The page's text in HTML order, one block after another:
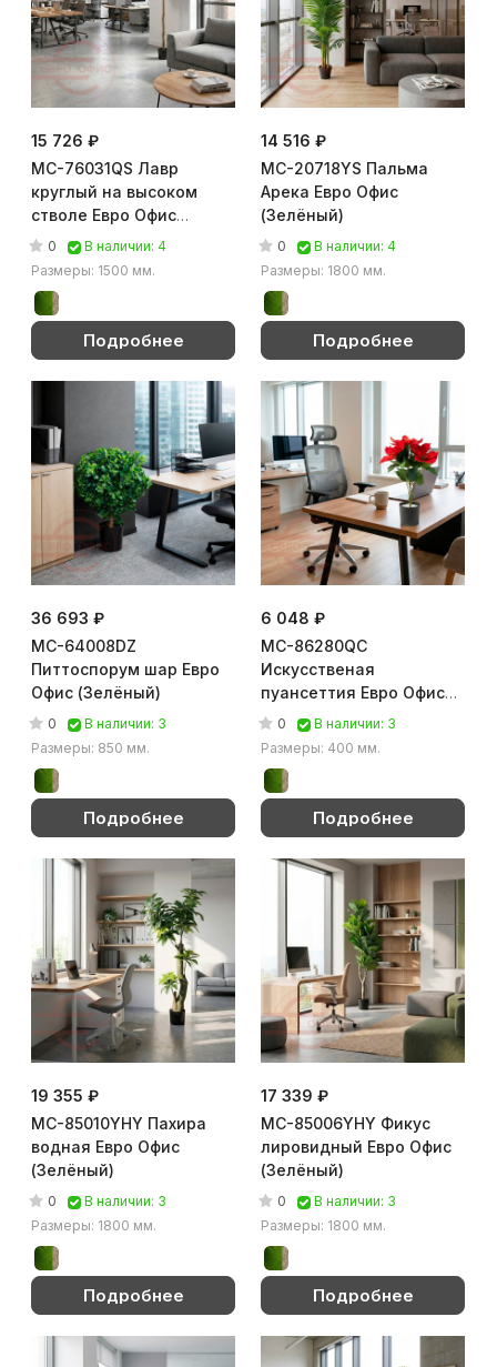
15 726 ₽
MC-76031QS Лавр
круглый на высоком
стволе Евро Офис
(Зелёный)
0
В наличии: 4
Размеры: 1500 мм.
Подробнее
14 516 ₽
MC-20718YS Пальма
Арека Евро Офис
(Зелёный)
0
В наличии: 4
Размеры: 1800 мм.
Подробнее
36 693 ₽
MC-64008DZ
Питтоспорум шар Евро
Офис (Зелёный)
0
В наличии: 3
Размеры: 850 мм.
Подробнее
6 048 ₽
MC-86280QC
Искусственая
пуансеттия Евро Офис
(Зелёный)
0
В наличии: 3
Размеры: 400 мм.
Подробнее
19 355 ₽
MC-85010YHY Пахира
водная Евро Офис
(Зелёный)
0
В наличии: 3
Размеры: 1800 мм.
Подробнее
17 339 ₽
MC-85006YHY Фикус
лировидный Евро Офис
(Зелёный)
0
В наличии: 3
Размеры: 1800 мм.
Подробнее